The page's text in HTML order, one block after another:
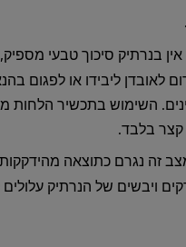
בנרתיק סיכוך טבעי
לאובדן ליבידו או
השימוש בתכשיר הלחות
קצר בלבד.
זה נגרם כתוצאה
ויבשים של הנרתיק